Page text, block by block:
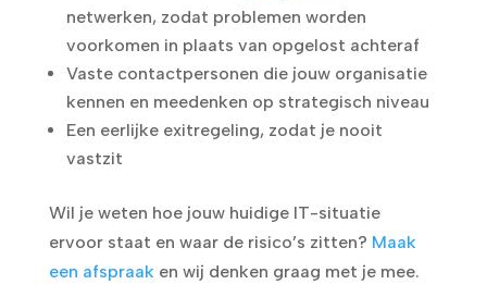
netwerken, zodat problemen worden
voorkomen in plaats van opgelost achteraf
Vaste contactpersonen die jouw organisatie
kennen en meedenken op strategisch niveau
Een eerlijke exitregeling, zodat je nooit
vastzit
Wil je weten hoe jouw huidige IT-situatie
ervoor staat en waar de risico’s zitten? Maak
een afspraak en wij denken graag met je mee.